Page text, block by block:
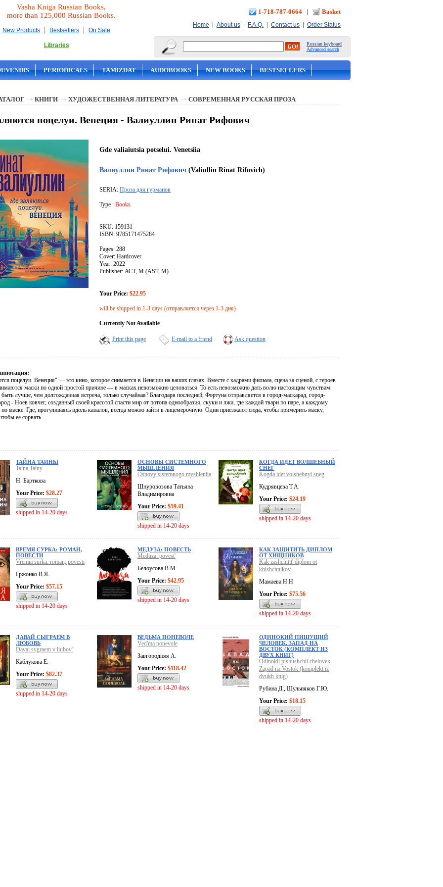
Vasha Kniga Russian Books,
more than 125,000 Russian Books.
New Products | Bestsellers | On Sale
Libraries
1-718-787-0664 | Basket
Home | About us | F.A.Q. | Contact us | Order Status
Russian keyboard
Advanced search
PERIODICALS TAMIZDAT AUDOBOOKS NEW BOOKS BESTSELLERS
КНИГИ ХУДОЖЕСТВЕННАЯ ЛИТЕРАТУРА СОВРЕМЕННАЯ РУССКАЯ ПРОЗА
поцелуи. Венеция - Валиуллин Ринат Рифович
Gde valiaiutsia potselui. Venetsiia
Валиуллин Ринат Рифович (Valiullin Rinat Rifovich)
SERIA: Проза для гурманов
Type : Books
SKU: 159131
ISBN: 9785171475284
Pages: 288
Cover: Hardcover
Year: 2022
Publisher: АСТ, М (AST, M)
Your Price: $22.95
will be shipped in 1-3 days (отправляется через 1-3 дня)
Currently Not Available
Print this page E-mail to a friend Ask question
поцелуи. Венеция" — это кино, которое снимается в Венеции на ваших глазах. Вместе с кадрами фильма, сцена за сценой, с героев
маски по одной простой причине — в масках невозможно целоваться. То есть невозможно дать волю настоящим чувствам.
лучше, чем долгожданная встреча, только случайная? Благодаря последней, Фортуна отправляется в город-маскарад, город-
- Ноев ковчег, созданный своей красотой спасти мир от потопа однообразия, скуки и лжи, где каждой твари по паре, а каждому
маске. Где, прогуливаясь вдоль каналов, всегда можно зайти в лицемерочную. Одни приезжают сюда, чтобы примерить маску,
ее сорвать.
ТАЙНА ТАИНЫ
Taina Tainy
Н. Барткова
Your Price: $28.27
shipped in 14-20 days
ОСНОВЫ СИСТЕМНОГО
МЫШЛЕНИЯ
Osnovy sistemnogo myshleniia
Шнуровозова Татьяна
Владимировна
Your Price: $59.41
shipped in 14-20 days
КОГДА ИДЕТ ВОЛШЕБНЫЙ
СНЕГ
Kogda idet volshebnyi sneg
Кудрявцева Т.А.
Your Price: $24.19
shipped in 14-20 days
ВРЕМЯ СУРКА: РОМАН,
ПОВЕСТИ
Vremia surka: roman, povesti
Гржонко В.Я.
Your Price: $57.15
shipped in 14-20 days
МЕДУЗА: ПОВЕСТЬ
Meduza: povest'
Белоусова В.М.
Your Price: $42.95
shipped in 14-20 days
КАК ЗАЩИТИТЬ ДИПЛОМ
ОТ ХИЩНИКОВ
Kak zashchitit' diplom ot
khishchnikov
Мамаева Н.Н
Your Price: $75.56
shipped in 14-20 days
ДАВАЙ СЫГРАЕМ В
ЛЮБОВЬ
Davai sygraem v liubov'
Каблукова Е.
Your Price: $82.37
shipped in 14-20 days
ВЕДЬМА ПОНЕВОЛЕ
Ved'ma ponevole
Завгородняя А.
Your Price: $118.42
shipped in 14-20 days
ОДИНОКИЙ ПИШУЩИЙ
ЧЕЛОВЕК. ЗАПАД НА
ВОСТОК (КОМПЛЕКТ ИЗ
ДВУХ КНИГ)
Odinokii pishushchii chelovek.
Zapad na Vostok (komplekt iz
dvukh knig)
Рубина Д., Шульпяков Г.Ю.
Your Price: $18.15
shipped in 14-20 days